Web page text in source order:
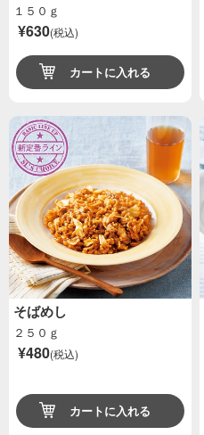
１５０ｇ
¥630(税込)
カートに入れる
そばめし
２５０ｇ
¥480(税込)
カートに入れる